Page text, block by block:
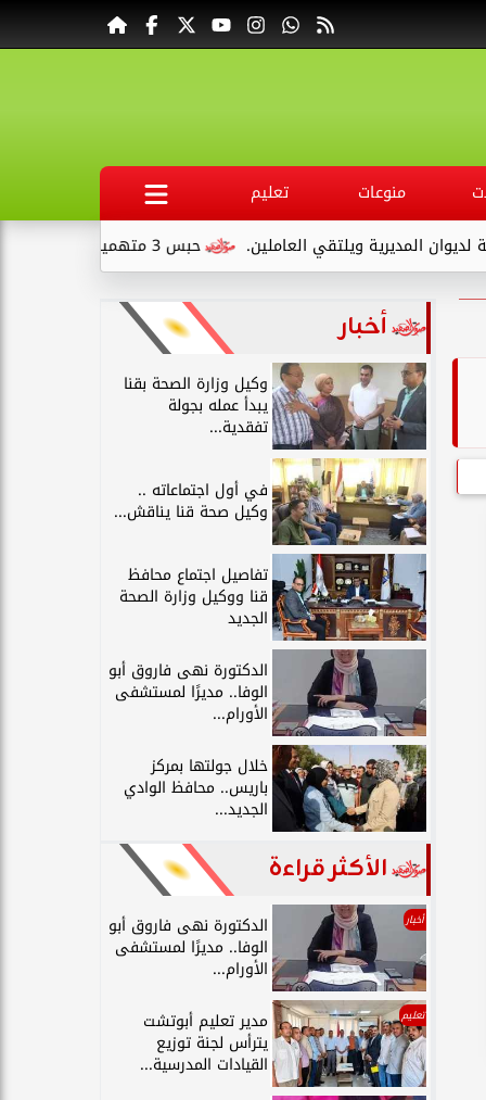
منوعات
تعليم
حبس 3 متهمين 15 يومًا علي ذمةالتحقيقات بتهمة التنقيب عن الآثار داخل...
ويلتقي العاملين.
أخبار
وكيل وزارة الصحة بقنا
يبدأ عمله بجولة
تفقدية...
في أول اجتماعاته ..
وكيل صحة قنا يناقش...
تفاصيل اجتماع محافظ
قنا ووكيل وزارة الصحة
الجديد
الدكتورة نهى فاروق أبو
الوفا.. مديرًا لمستشفى
الأورام...
خلال جولتها بمركز
باريس.. محافظ الوادي
الجديد...
الأكثر قراءة
أخبار الدكتورة نهى فاروق أبو
الوفا.. مديرًا لمستشفى
الأورام...
تعليم مدير تعليم أبوتشت
يترأس لجنة توزيع
القيادات المدرسية...